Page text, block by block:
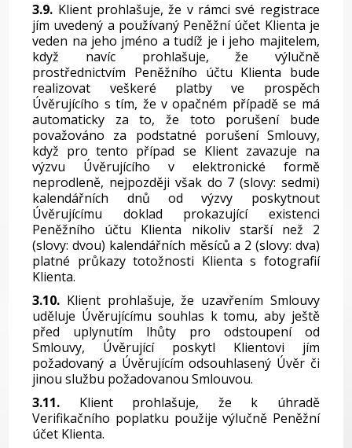
3.9. Klient prohlašuje, že v rámci své registrace
jím uvedený a používaný Peněžní účet Klienta je
veden na jeho jméno a tudíž je i jeho majitelem,
když navíc prohlašuje, že výlučně
prostřednictvím Peněžního účtu Klienta bude
realizovat veškeré platby ve prospěch
Úvěrujícího s tím, že v opačném případě se má
automaticky za to, že toto porušení bude
považováno za podstatné porušení Smlouvy,
když pro tento případ se Klient zavazuje na
výzvu Úvěrujícího v elektronické formě
neprodleně, nejpozději však do 7 (slovy: sedmi)
kalendářních dnů od výzvy poskytnout
Úvěrujícímu doklad prokazující existenci
Peněžního účtu Klienta nikoliv starší než 2
(slovy: dvou) kalendářních měsíců a 2 (slovy: dva)
platné průkazy totožnosti Klienta s fotografií
Klienta.
3.10. Klient prohlašuje, že uzavřením Smlouvy
uděluje Úvěrujícímu souhlas k tomu, aby ještě
před uplynutím lhůty pro odstoupení od
Smlouvy, Úvěrující poskytl Klientovi jím
požadovaný a Úvěrujícím odsouhlasený Úvěr či
jinou službu požadovanou Smlouvou.
3.11. Klient prohlašuje, že k úhradě
Verifikačního poplatku použije výlučně Peněžní
účet Klienta.